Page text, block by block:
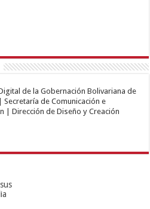
de la Gobernación Bolivariana de
de Comunicación e
| Dirección de Diseño y Creación